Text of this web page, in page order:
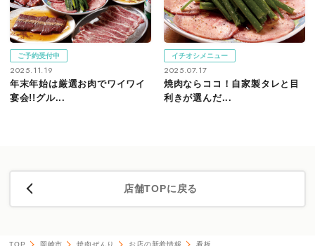
ご予約受付中
2025.11.19
年末年始は厳選お肉でワイワイ
宴会!!グル...
イチオシメニュー
2025.07.17
焼肉ならココ！自家製タレと目
利きが選んだ...
店舗TOPに戻る
TOP 岡崎市 焼肉ぜんり お店の新着情報 看板